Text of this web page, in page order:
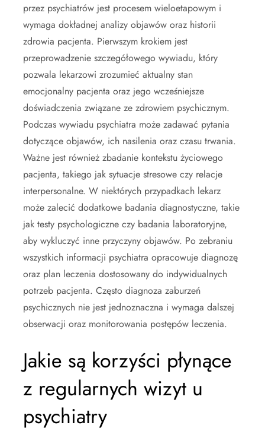
przez psychiatrów jest procesem wieloetapowym i
wymaga dokładnej analizy objawów oraz historii
zdrowia pacjenta. Pierwszym krokiem jest
przeprowadzenie szczegółowego wywiadu, który
pozwala lekarzowi zrozumieć aktualny stan
emocjonalny pacjenta oraz jego wcześniejsze
doświadczenia związane ze zdrowiem psychicznym.
Podczas wywiadu psychiatra może zadawać pytania
dotyczące objawów, ich nasilenia oraz czasu trwania.
Ważne jest również zbadanie kontekstu życiowego
pacjenta, takiego jak sytuacje stresowe czy relacje
interpersonalne. W niektórych przypadkach lekarz
może zalecić dodatkowe badania diagnostyczne, takie
jak testy psychologiczne czy badania laboratoryjne,
aby wykluczyć inne przyczyny objawów. Po zebraniu
wszystkich informacji psychiatra opracowuje diagnozę
oraz plan leczenia dostosowany do indywidualnych
potrzeb pacjenta. Często diagnoza zaburzeń
psychicznych nie jest jednoznaczna i wymaga dalszej
obserwacji oraz monitorowania postępów leczenia.
Jakie są korzyści płynące
z regularnych wizyt u
psychiatry